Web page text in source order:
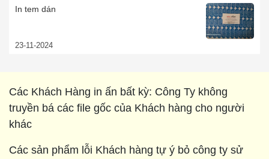
In tem dán
23-11-2024
Các Khách Hàng in ấn bất kỳ: Công Ty không
truyền bá các file gốc của Khách hàng cho người
khác
Các sản phẩm lỗi Khách hàng tự ý bỏ công ty sử